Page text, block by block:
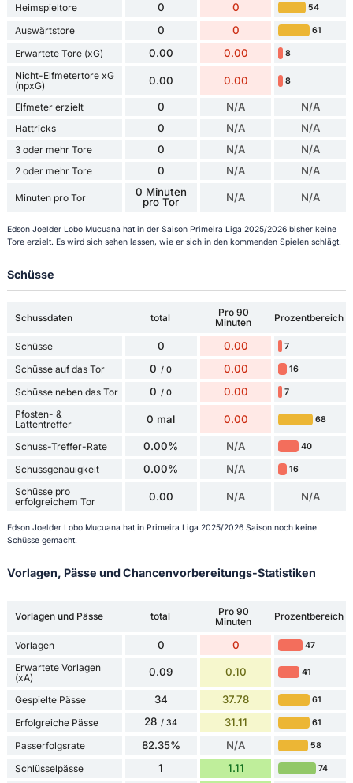
Heimspieltore 0 0 54
Auswärtstore 0 0 61
Erwartete Tore (xG) 0.00 0.00 8
Nicht-Elfmetertore xG
(npxG)
0.00 0.00 8
Elfmeter erzielt 0 N/A N/A
Hattricks 0 N/A N/A
3 oder mehr Tore 0 N/A N/A
2 oder mehr Tore 0 N/A N/A
Minuten pro Tor
0 Minuten
pro Tor
N/A N/A
Edson Joelder Lobo Mucuana hat in der Saison Primeira Liga 2025/2026 bisher keine
Tore erzielt. Es wird sich sehen lassen, wie er sich in den kommenden Spielen schlägt.
Schüsse
Schussdaten total
Pro 90
Minuten
Prozentbereich
Schüsse 0 0.00 7
Schüsse auf das Tor 0 / 0 0.00 16
Schüsse neben das Tor 0 / 0 0.00 7
Pfosten- &
Lattentreffer
0 mal 0.00 68
Schuss-Treffer-Rate 0.00% N/A 40
Schussgenauigkeit 0.00% N/A 16
Schüsse pro
erfolgreichem Tor
0.00 N/A N/A
Edson Joelder Lobo Mucuana hat in Primeira Liga 2025/2026 Saison noch keine
Schüsse gemacht.
Vorlagen, Pässe und Chancenvorbereitungs-Statistiken
Vorlagen und Pässe total
Pro 90
Minuten
Prozentbereich
Vorlagen 0 0 47
Erwartete Vorlagen
(xA)
0.09 0.10 41
Gespielte Pässe 34 37.78 61
Erfolgreiche Pässe 28 / 34 31.11 61
Passerfolgsrate 82.35% N/A 58
Schlüsselpässe 1 1.11 74